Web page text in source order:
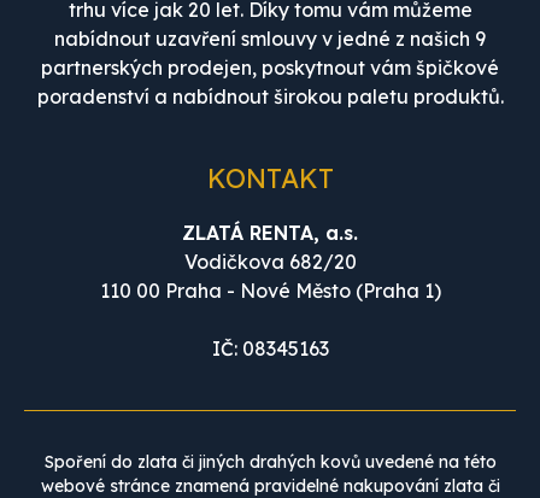
trhu více jak 20 let. Díky tomu vám můžeme
nabídnout uzavření smlouvy v jedné z našich 9
partnerských prodejen, poskytnout vám špičkové
poradenství a nabídnout širokou paletu produktů.
KONTAKT
ZLATÁ RENTA, a.s.
Vodičkova 682/20
110 00 Praha - Nové Město (Praha 1)
IČ: 08345163
Spoření do zlata či jiných drahých kovů uvedené na této
webové stránce znamená pravidelné nakupování zlata či